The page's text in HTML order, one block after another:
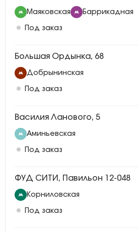
Маяковская Баррикадная
Под заказ
Большая Ордынка, 68
Добрынинская
Под заказ
Василия Ланового, 5
Аминьевская
Под заказ
ФУД СИТИ, Павильон 12-048
Корниловская
Под заказ